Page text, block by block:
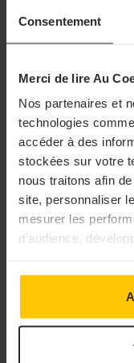
Consentement
Merci de lire Au
Nos partenaires et
technologies
accéder à des
stockées sur votre
nous traitons afin
site, personnaliser
mesurer les
d’audience,
PRIX ET CONCOURS
Tout savoir
Jean Rougié
La 14e édition du
samedi 20 janvier, à
candidats issus
deux épreuves (une